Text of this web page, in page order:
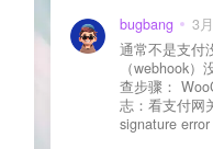
立刻清缓存，
页、按钮、表
装个支持版本
一秒切回旧版。 总结来说：先备
批更、更完查
能帮到你
bugbang 3
通常不是支付
（webhook）
查步骤： WooCommerce → 状态 → 日
志：看支付网
signature error / timeout